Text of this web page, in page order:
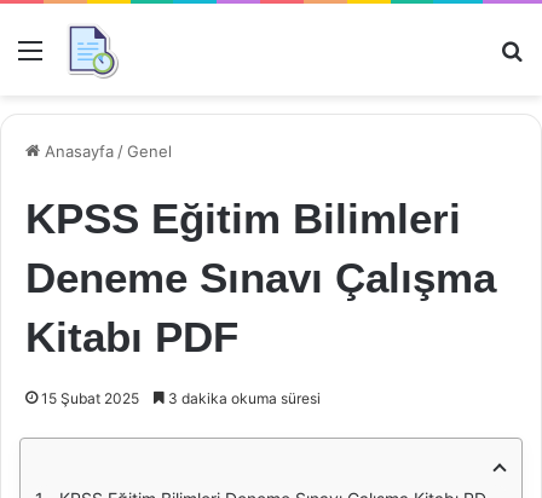
Menü
Anasayfa /Genel
KPSS Eğitim Bilimleri
Deneme Sınavı Çalışma
Kitabı PDF
15 Şubat 2025 3 dakika okuma süresi